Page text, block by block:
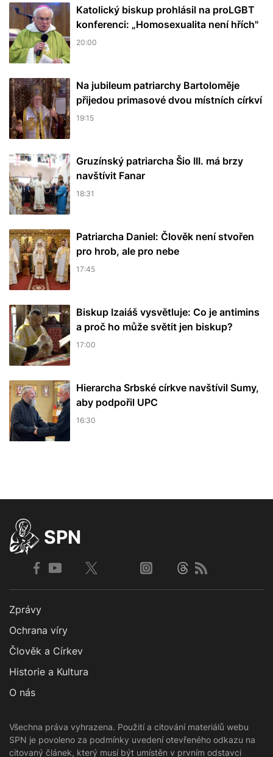
Katolický biskup prohlásil na proLGBT
konferenci: „Homosexualita není hřích"
20:00
Na jubileum patriarchy Bartoloměje
přijedou primasové dvou místních církví
19:15
Gruzínský patriarcha Šio III. má brzy
navštívit Fanar
18:31
Patriarcha Daniel: Člověk není stvořen
pro hrob, ale pro nebe
17:45
Biskup Izaiáš vysvětluje: Co je antimins
a proč ho může světit jen biskup?
17:00
Hierarcha Srbské církve navštívil Sumy,
aby podpořil UPC
16:30
SPN
Zprávy
Ochrana víry
Člověk a Církev
Historie a Kultura
O nás
Všechna práva vyhrazena. Použití a citování materiálů webu
SPN je povoleno za podmínky uvedení otevřeného odkazu na
citovaný článek, který musí být umístěn v prvním odstavci